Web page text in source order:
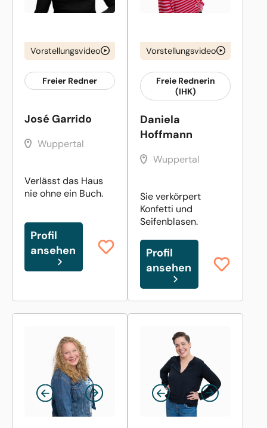
Vorstellungsvideo
Freier Redner
José Garrido
Wuppertal
Verlässt das Haus
nie ohne ein Buch.
Profil
ansehen
Vorstellungsvideo
Freie Rednerin
(IHK)
Daniela
Hoffmann
Wuppertal
Sie verkörpert
Konfetti und
Seifenblasen.
Profil
ansehen